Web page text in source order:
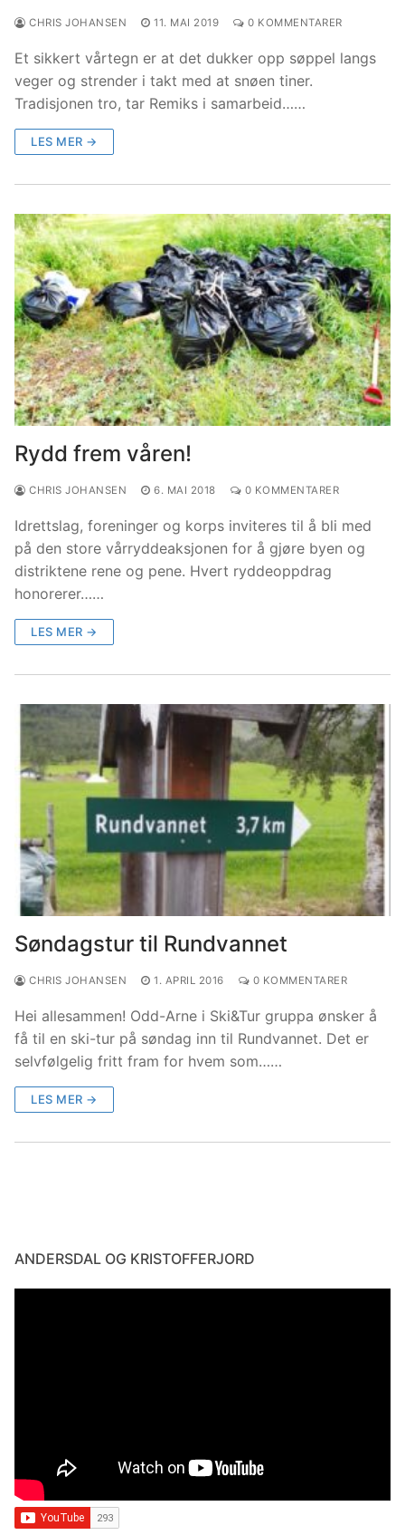
CHRIS JOHANSEN 11. MAI 2019 0 KOMMENTARER
Et sikkert vårtegn er at det dukker opp søppel langs
veger og strender i takt med at snøen tiner.
Tradisjonen tro, tar Remiks i samarbeid……
LES MER →
Rydd frem våren!
CHRIS JOHANSEN 6. MAI 2018 0 KOMMENTARER
Idrettslag, foreninger og korps inviteres til å bli med
på den store vårryddeaksjonen for å gjøre byen og
distriktene rene og pene. Hvert ryddeoppdrag
honorerer……
LES MER →
Søndagstur til Rundvannet
CHRIS JOHANSEN 1. APRIL 2016 0 KOMMENTARER
Hei allesammen! Odd-Arne i Ski&Tur gruppa ønsker å
få til en ski-tur på søndag inn til Rundvannet. Det er
selvfølgelig fritt fram for hvem som……
LES MER →
ANDERSDAL OG KRISTOFFERJORD